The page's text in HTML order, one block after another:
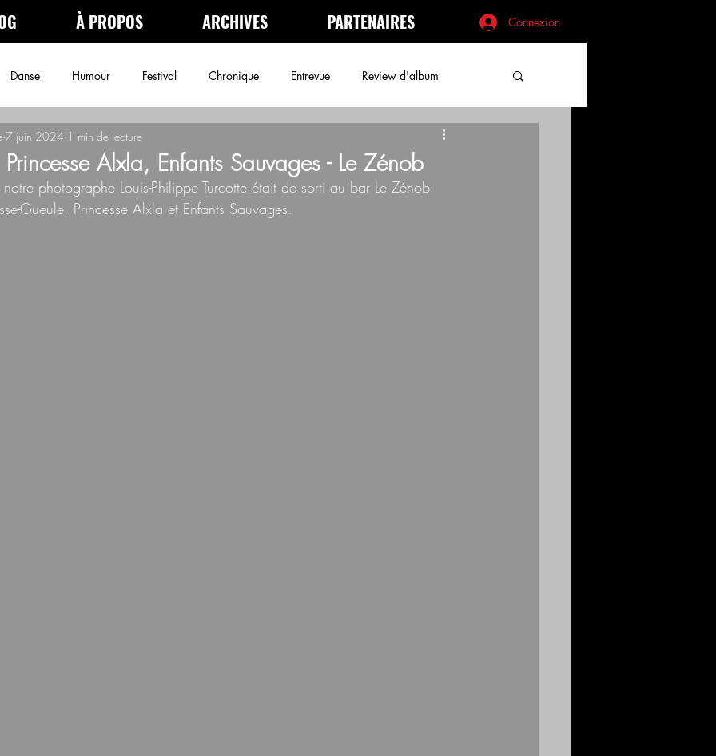
À PROPOS ARCHIVES PARTENAIRES Connexion
Danse Humour Festival Chronique Entrevue Review d'album
Podcast Archives
Alxla, Enfants Sauvages - Le Zénob
7 juin 2024 1 min de lecture
photographe Louis-Philippe Turcotte était de sorti au bar Le Zénob
Gueule, Princesse Alxla et Enfants Sauvages.